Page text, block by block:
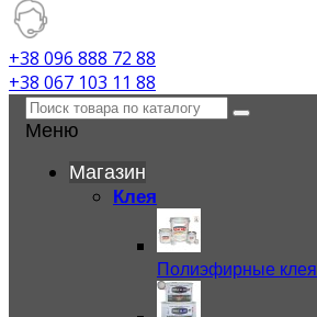
+38 096 888 72 88
+38 067 103 11 88
Меню
Магазин
Клея
Полиэфирные клея